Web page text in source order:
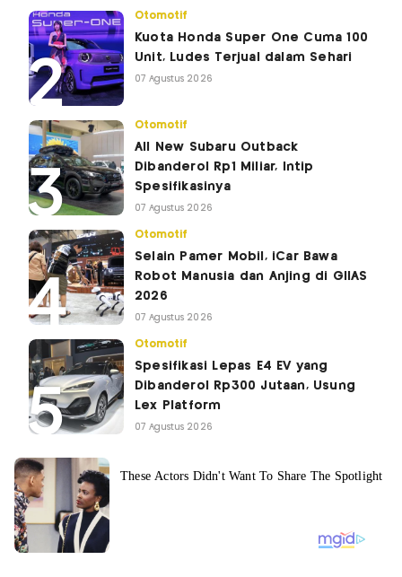
Otomotif
Kuota Honda Super One Cuma 100
Unit, Ludes Terjual dalam Sehari
07 Agustus 2026
Otomotif
All New Subaru Outback
Dibanderol Rp1 Miliar, Intip
Spesifikasinya
07 Agustus 2026
Otomotif
Selain Pamer Mobil, iCar Bawa
Robot Manusia dan Anjing di GIIAS
2026
07 Agustus 2026
Otomotif
Spesifikasi Lepas E4 EV yang
Dibanderol Rp300 Jutaan, Usung
Lex Platform
07 Agustus 2026